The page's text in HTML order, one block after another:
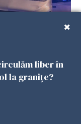
răniți liber în
la granițe?